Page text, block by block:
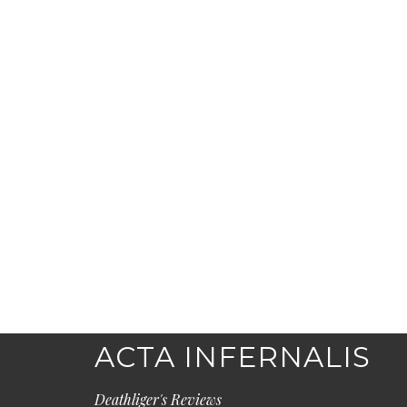
ACTA INFERNALIS
Deathliger's Reviews